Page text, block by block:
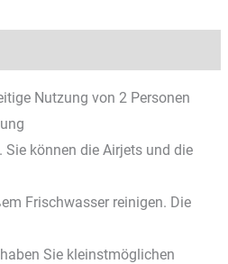
Nutzung von 2 Personen
können die Airjets und die
Frischwasser reinigen. Die
Sie kleinstmöglichen